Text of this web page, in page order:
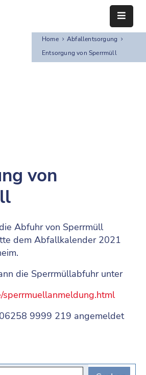
Home
Abfallentsorgung
Entsorgung von Sperrmüll
von
Abfuhr von Sperrmüll
dem Abfallkalender 2021
die Sperrmüllabfuhr unter
9999 219 angemeldet